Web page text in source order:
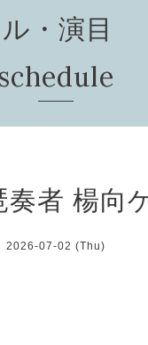
ル・演目
schedule
奏者 楊向
2026-07-02 (Thu)